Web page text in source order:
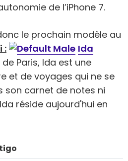
de l’iPhone 7.
le prochain modèle au
:
Ida
Paris, Ida est une
et de voyages qui ne se
son carnet de notes ni
réside aujourd'hui en